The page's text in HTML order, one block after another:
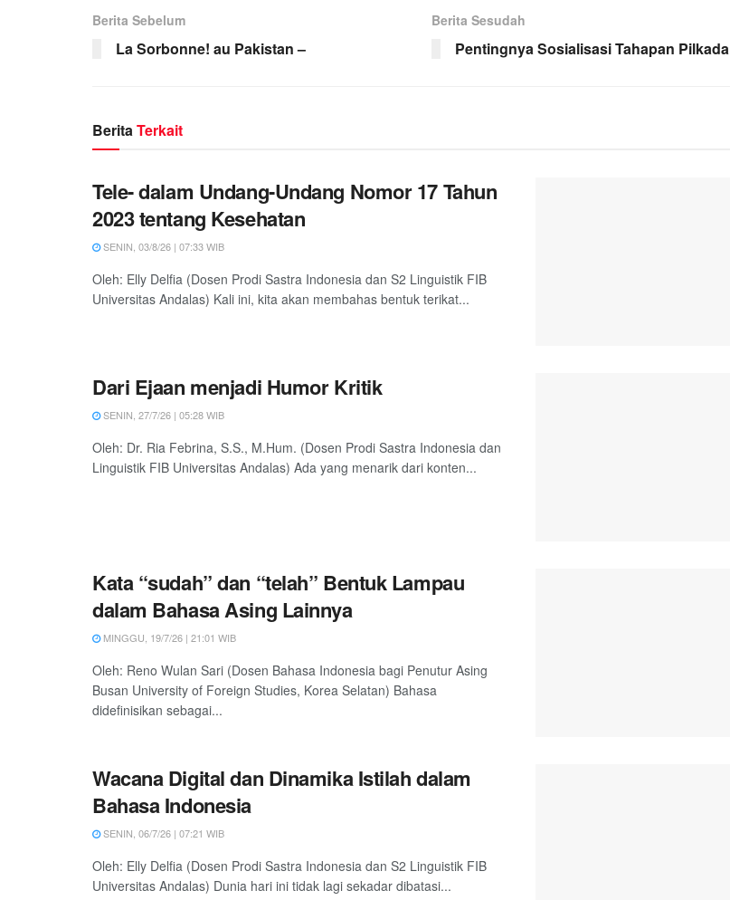
Berita Sebelum
La Sorbonne! au Pakistan –
Berita Sesudah
Pentingnya Sosialisasi Tahapan Pilkada
BeritaTerkait
Tele- dalam Undang-Undang Nomor 17 Tahun
2023 tentang Kesehatan
SENIN, 03/8/26 | 07:33 WIB
Oleh: Elly Delfia (Dosen Prodi Sastra Indonesia dan S2 Linguistik FIB
Universitas Andalas) Kali ini, kita akan membahas bentuk terikat...
Dari Ejaan menjadi Humor Kritik
SENIN, 27/7/26 | 05:28 WIB
Oleh: Dr. Ria Febrina, S.S., M.Hum. (Dosen Prodi Sastra Indonesia dan
Linguistik FIB Universitas Andalas) Ada yang menarik dari konten...
Kata “sudah” dan “telah” Bentuk Lampau
dalam Bahasa Asing Lainnya
MINGGU, 19/7/26 | 21:01 WIB
Oleh: Reno Wulan Sari (Dosen Bahasa Indonesia bagi Penutur Asing
Busan University of Foreign Studies, Korea Selatan) Bahasa
didefinisikan sebagai...
Wacana Digital dan Dinamika Istilah dalam
Bahasa Indonesia
SENIN, 06/7/26 | 07:21 WIB
Oleh: Elly Delfia (Dosen Prodi Sastra Indonesia dan S2 Linguistik FIB
Universitas Andalas) Dunia hari ini tidak lagi sekadar dibatasi...